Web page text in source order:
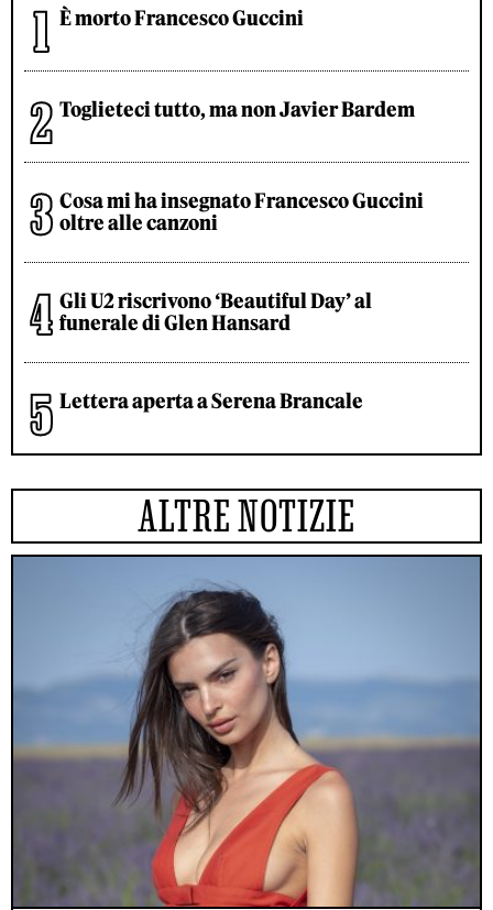
È morto Francesco Guccini
Toglieteci tutto, ma non Javier Bardem
Cosa mi ha insegnato Francesco Guccini
oltre alle canzoni
Gli U2 riscrivono ‘Beautiful Day’ al
funerale di Glen Hansard
Lettera aperta a Serena Brancale
ALTRE NOTIZIE